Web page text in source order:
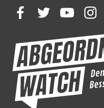
facebooktwitteryoutube